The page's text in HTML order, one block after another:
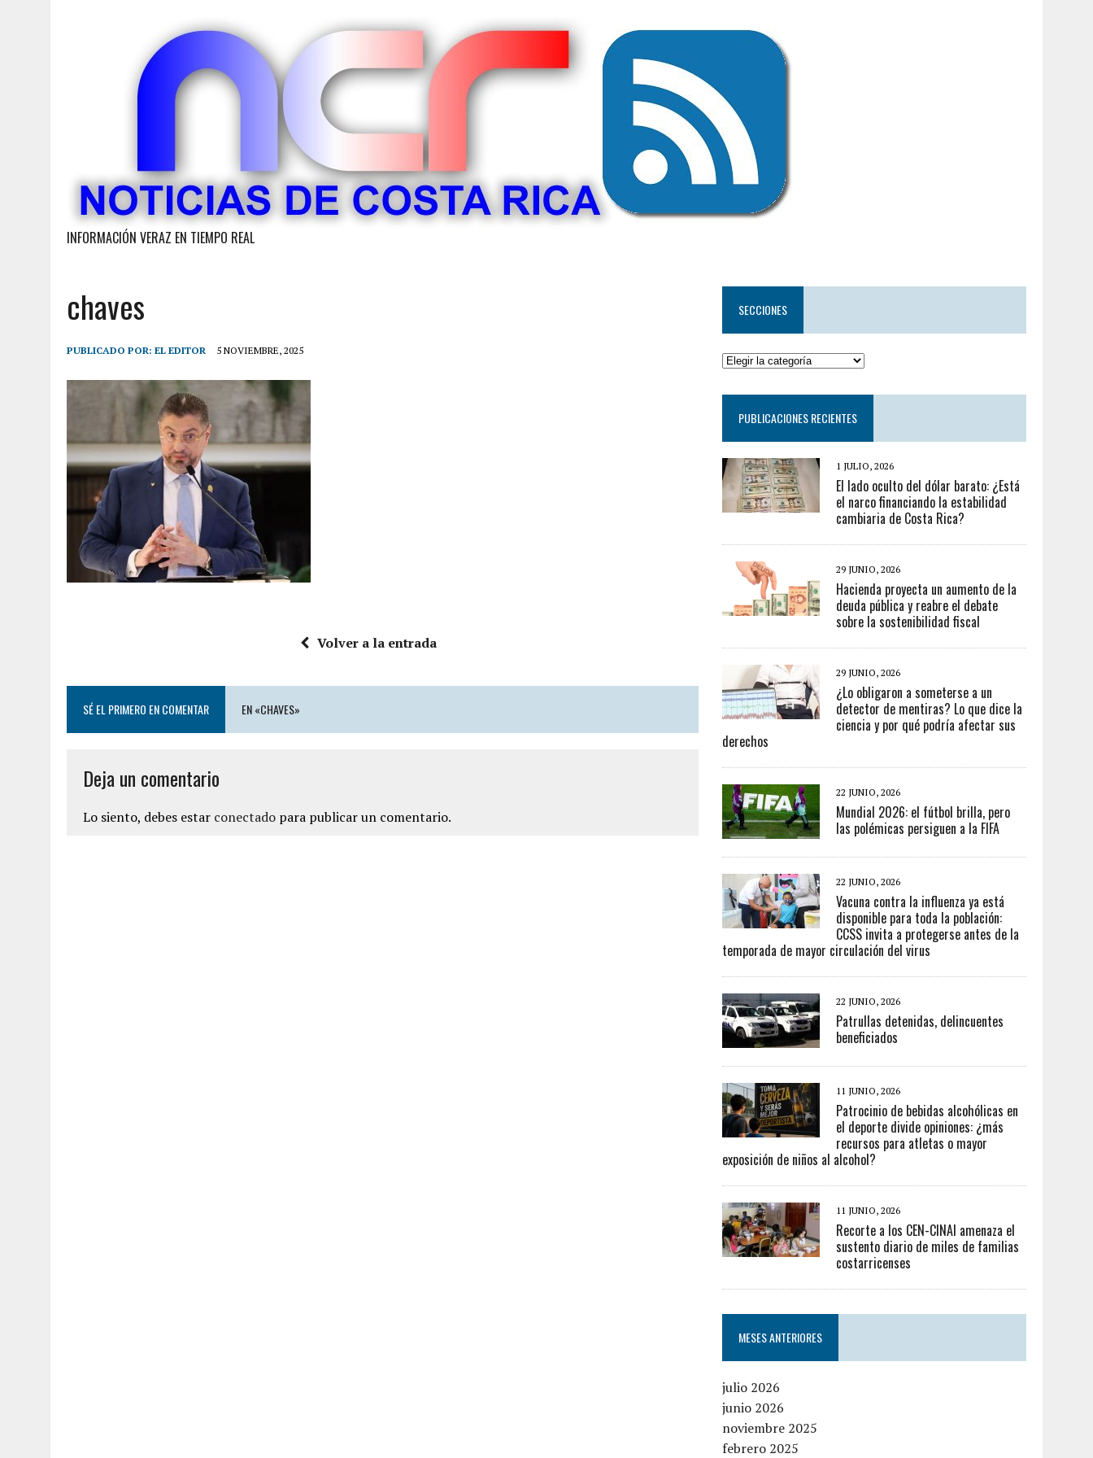
INFORMACIÓN VERAZ EN TIEMPO REAL
chaves
PUBLICADO POR: EL EDITOR 5 NOVIEMBRE, 2025
Volver a la entrada
SÉ EL PRIMERO EN COMENTAR EN «CHAVES»
Deja un comentario
Lo siento, debes estar conectado para publicar un comentario.
SECCIONES
PUBLICACIONES RECIENTES
1 JULIO, 2026
El lado oculto del dólar barato: ¿Está
el narco financiando la estabilidad
cambiaria de Costa Rica?
29 JUNIO, 2026
Hacienda proyecta un aumento de la
deuda pública y reabre el debate
sobre la sostenibilidad fiscal
29 JUNIO, 2026
¿Lo obligaron a someterse a un
detector de mentiras? Lo que dice la
ciencia y por qué podría afectar sus
derechos
22 JUNIO, 2026
Mundial 2026: el fútbol brilla, pero
las polémicas persiguen a la FIFA
22 JUNIO, 2026
Vacuna contra la influenza ya está
disponible para toda la población:
CCSS invita a protegerse antes de la
temporada de mayor circulación del virus
22 JUNIO, 2026
Patrullas detenidas, delincuentes
beneficiados
11 JUNIO, 2026
Patrocinio de bebidas alcohólicas en
el deporte divide opiniones: ¿más
recursos para atletas o mayor
exposición de niños al alcohol?
11 JUNIO, 2026
Recorte a los CEN-CINAI amenaza el
sustento diario de miles de familias
costarricenses
MESES ANTERIORES
julio 2026
junio 2026
noviembre 2025
febrero 2025